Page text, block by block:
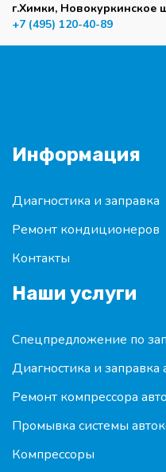
г.Химки, Новокуркинское
+7 (495) 120-40-89
Информация
Диагностика и заправка
Ремонт кондиционеров
Контакты
Наши услуги
Спецпредложение по
Диагностика и
Ремонт компрессора
Промывка системы
Компрессоры